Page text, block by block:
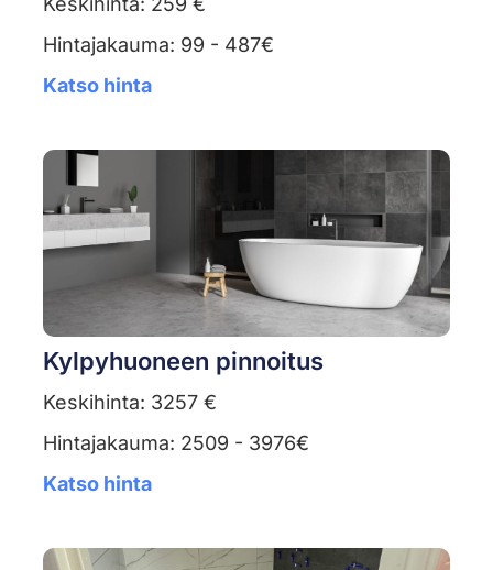
Hintajakauma: 99 - 487€
Katso hinta
Kylpyhuoneen pinnoitus
Keskihinta: 3257 €
Hintajakauma: 2509 - 3976€
Katso hinta